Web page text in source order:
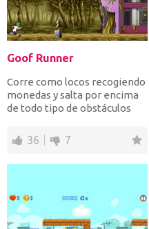
Goof Runner
Corre como locos recogiendo
monedas y salta por encima
de todo tipo de obstáculos
36 7